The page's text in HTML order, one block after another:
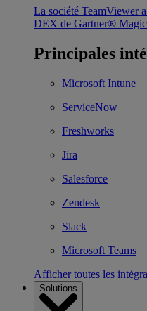
La société TeamViewer
DEX de Gartner®
Principales
Microsoft Intune
ServiceNow
Freshworks
Jira
Salesforce
Zendesk
Slack
Microsoft Teams
Afficher toutes les
Solutions